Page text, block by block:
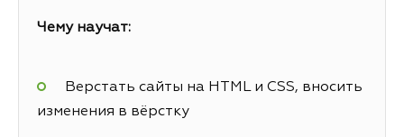
Чему научат:
Верстать сайты на HTML и CSS, вносить
изменения в вёрстку